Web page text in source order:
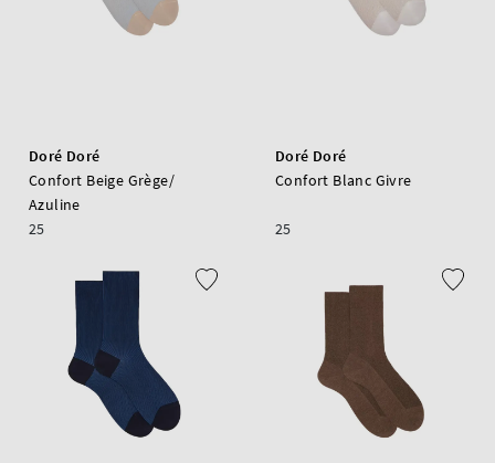
Doré Doré
Confort Beige Grège/
Azuline
25
Doré Doré
Confort Blanc Givre
25